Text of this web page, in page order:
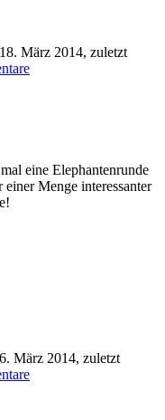
18. März 2014, zuletzt
eine Elephantenrunde
Menge interessanter
6. März 2014, zuletzt